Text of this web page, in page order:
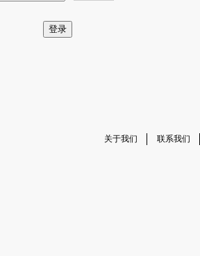
关于我们 联系我们